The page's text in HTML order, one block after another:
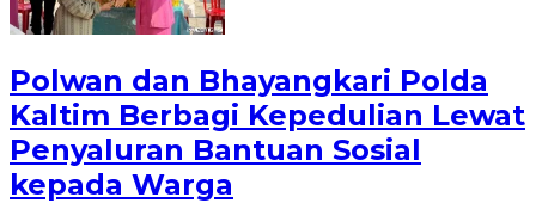
Polwan dan Bhayangkari Polda
Kaltim Berbagi Kepedulian Lewat
Penyaluran Bantuan Sosial
kepada Warga